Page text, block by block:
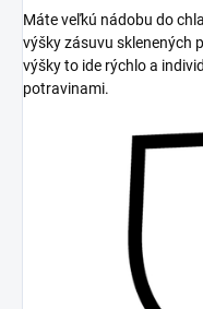
Máte veľkú nádobu do
výšky zásuvu sklenených
výšky to ide rýchlo a
potravinami.